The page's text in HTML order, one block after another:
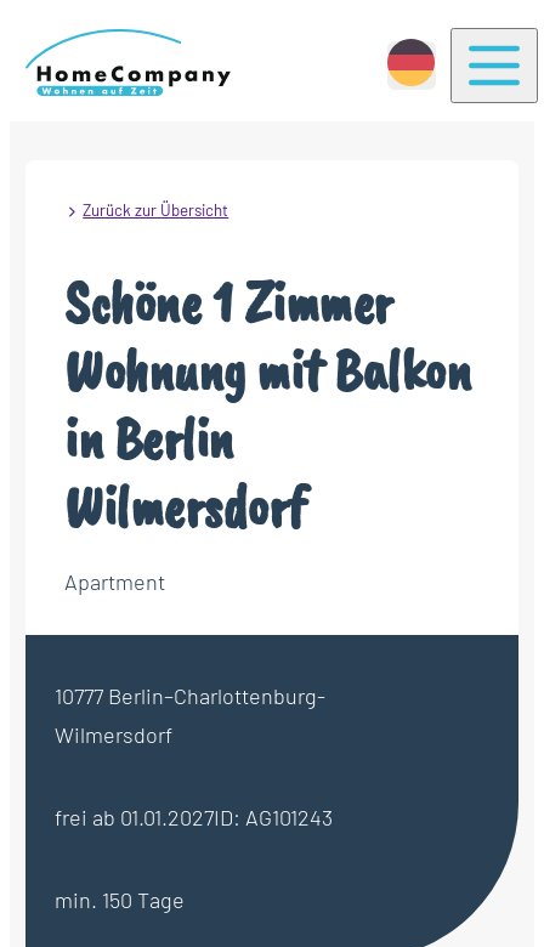
Zurück zur Übersicht
Schöne 1 Zimmer
Wohnung mit Balkon
in Berlin
Wilmersdorf
Apartment
10777 Berlin–Charlottenburg-
Wilmersdorf
frei ab 01.01.2027ID: AG101243
min. 150 Tage